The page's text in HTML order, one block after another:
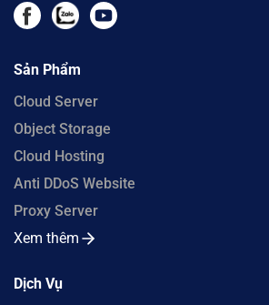
Sản Phẩm
Cloud Server
Object Storage
Cloud Hosting
Anti DDoS Website
Proxy Server
Xem thêm
Dịch Vụ